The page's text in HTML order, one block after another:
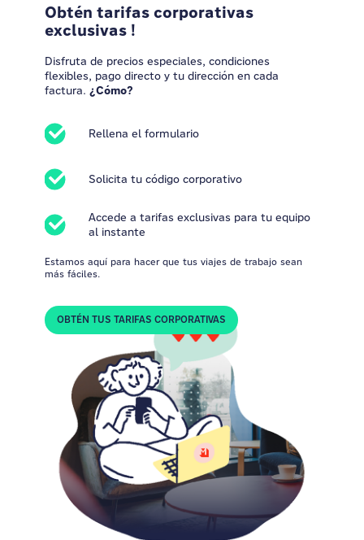
Obtén tarifas corporativas
exclusivas !
Disfruta de precios especiales, condiciones
flexibles, pago directo y tu dirección en cada
factura. ¿Cómo?
Rellena el formulario
Solicita tu código corporativo
Accede a tarifas exclusivas para tu equipo
al instante
Estamos aquí para hacer que tus viajes de trabajo sean
más fáciles.
OBTÉN TUS TARIFAS CORPORATIVAS